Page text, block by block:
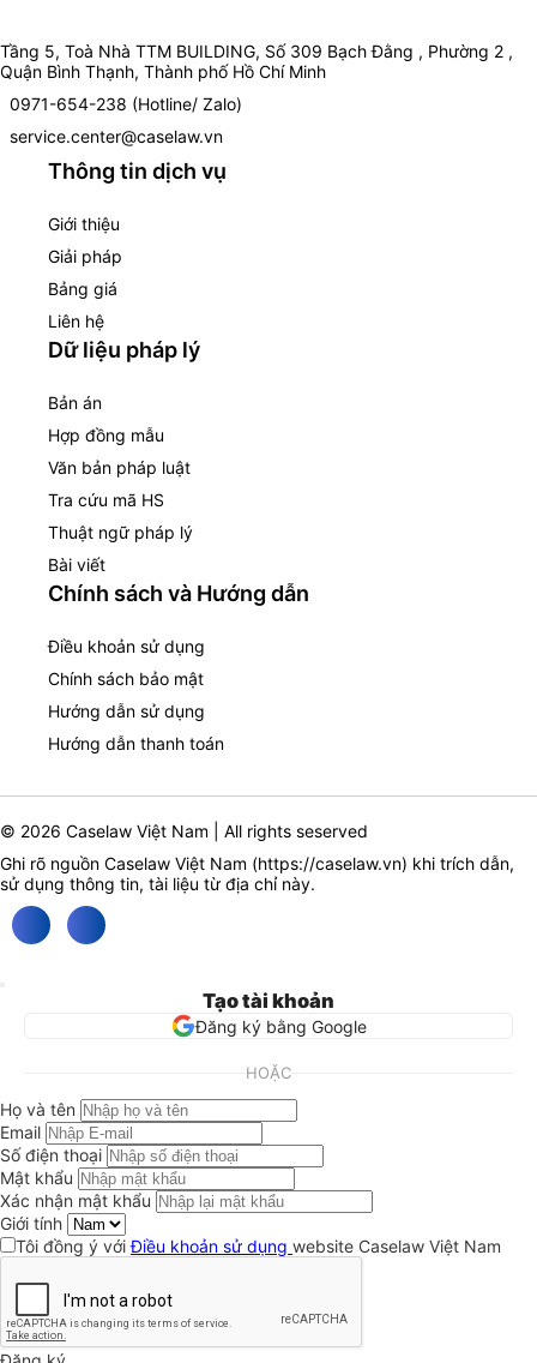
Tầng 5, Toà Nhà TTM BUILDING, Số 309 Bạch Đằng , Phường 2 ,
Quận Bình Thạnh, Thành phố Hồ Chí Minh
0971-654-238 (Hotline/ Zalo)
service.center@caselaw.vn
Thông tin dịch vụ
Giới thiệu
Giải pháp
Bảng giá
Liên hệ
Dữ liệu pháp lý
Bản án
Hợp đồng mẫu
Văn bản pháp luật
Tra cứu mã HS
Thuật ngữ pháp lý
Bài viết
Chính sách và Hướng dẫn
Điều khoản sử dụng
Chính sách bảo mật
Hướng dẫn sử dụng
Hướng dẫn thanh toán
© 2026 Caselaw Việt Nam | All rights seserved
Ghi rõ nguồn Caselaw Việt Nam (https://caselaw.vn) khi trích dẫn,
sử dụng thông tin, tài liệu từ địa chỉ này.
Tạo tài khoản
Đăng ký bằng Google
HOẶC
Họ và tên
Email
Số điện thoại
Mật khẩu
Xác nhận mật khẩu
Giới tính
Tôi đồng ý vớiĐiều khoản sử dụng website Caselaw Việt Nam